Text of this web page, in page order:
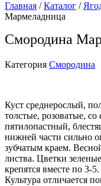
Главная /Каталог /
Мармеладница
Смородина
Категория Смородина
Куст среднерослый,
толстые, розоватые,
пятилопастный,
нижней части сильно
зубчатым краем.
листва. Цветки
крепятся вместе по 3-
Культура отличается